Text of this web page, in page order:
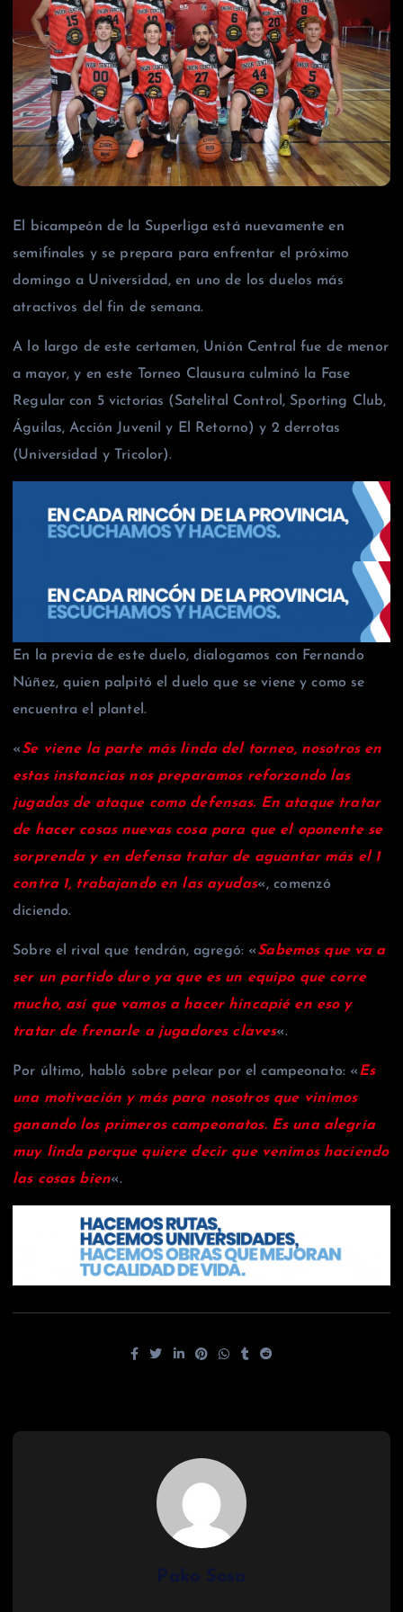
El bicampeón de la Superliga está nuevamente en
semifinales y se prepara para enfrentar el próximo
domingo a Universidad, en uno de los duelos más
atractivos del fin de semana.
A lo largo de este certamen, Unión Central fue de menor
a mayor, y en este Torneo Clausura culminó la Fase
Regular con 5 victorias (Satelital Control, Sporting Club,
Águilas, Acción Juvenil y El Retorno) y 2 derrotas
(Universidad y Tricolor).
En la previa de este duelo, dialogamos con Fernando
Núñez, quien palpitó el duelo que se viene y como se
encuentra el plantel.
«Se viene la parte más linda del torneo, nosotros en
estas instancias nos preparamos reforzando las
jugadas de ataque como defensas. En ataque tratar
de hacer cosas nuevas cosa para que el oponente se
sorprenda y en defensa tratar de aguantar más el 1
contra 1, trabajando en las ayudas«, comenzó
diciendo.
Sobre el rival que tendrán, agregó: «Sabemos que va a
ser un partido duro ya que es un equipo que corre
mucho, así que vamos a hacer hincapié en eso y
tratar de frenarle a jugadores claves«.
Por último, habló sobre pelear por el campeonato: «Es
una motivación y más para nosotros que vinimos
ganando los primeros campeonatos. Es una alegría
muy linda porque quiere decir que venimos haciendo
las cosas bien«.
Pako Sosa